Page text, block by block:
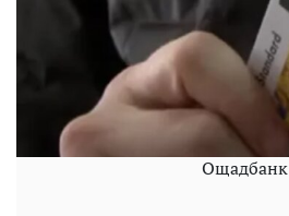
Ощадбанк